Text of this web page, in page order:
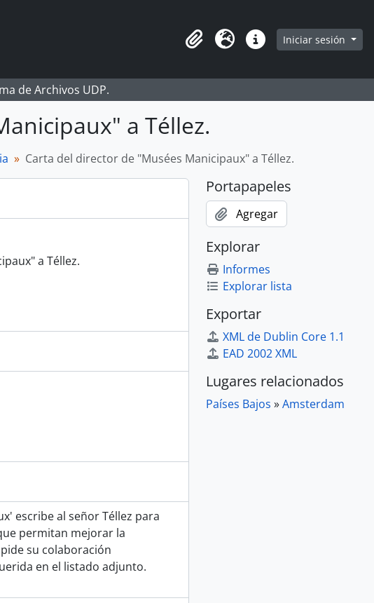
Portapapeles
Idioma Enlaces rápidos
Iniciar sesión
de Archivos UDP.
a Téllez.
Carta del director de "Musées Manicipaux" a Téllez.
a Téllez.
escribe al señor Téllez para
permitan mejorar la
su colaboración
en el listado adjunto.
Portapapeles
Agregar
Explorar
Informes
Explorar lista
Exportar
XML de Dublin Core 1.1
EAD 2002 XML
Lugares relacionados
Países Bajos »Amsterdam